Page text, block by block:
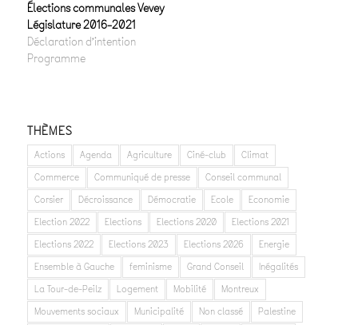
Élections communales Vevey
Législature 2016-2021
Déclaration d’intention
Programme
THÈMES
Actions Agenda Agriculture Ciné-club
Climat
Commerce
Communiqué de presse
Conseil communal
Corsier
Décroissance Démocratie Ecole
Economie
Election 2022
Elections Elections 2020
Elections 2021
Elections 2022
Elections 2023 Elections 2026
Energie
Ensemble à Gauche
feminisme Grand Conseil
Inégalités
La Tour-de-Peilz
Logement Mobilité
Montreux
Mouvements sociaux
Municipalité Non classé
Palestine